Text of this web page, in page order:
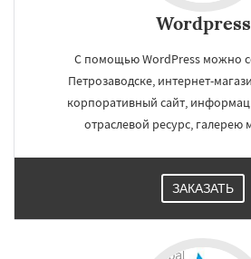
Орск Старый
Южно-Сахалинск Бийск
Wordpress
С помощью WordPress можно
Петрозаводске, интернет-
корпоративный сайт,
отраслевой ресурс, галерею
ЗАКАЗАТЬ